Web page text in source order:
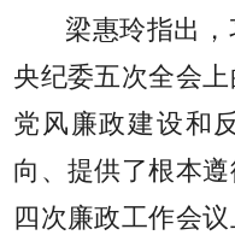
梁惠玲指出
央纪委五次全会
党风廉政建设和
向、提供了根本
四次廉政工作会